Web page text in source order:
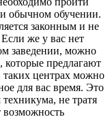
обычном обучении.
законным и не
же у вас нет
заведении, можно
которые предлагают
центрах можно
для вас время. Это
не тратя